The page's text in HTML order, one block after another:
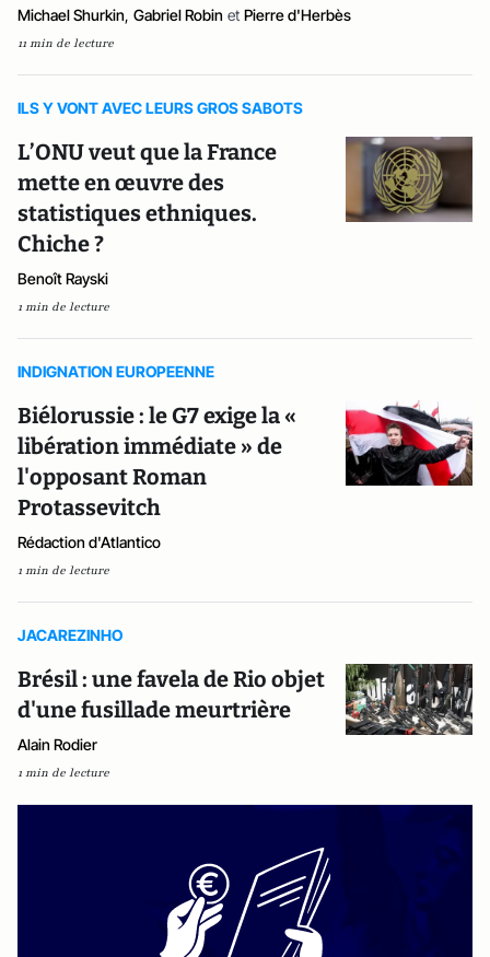
Michael Shurkin, Gabriel Robin et Pierre d'Herbès
11 min de lecture
ILS Y VONT AVEC LEURS GROS SABOTS
L’ONU veut que la France
mette en œuvre des
statistiques ethniques.
Chiche ?
Benoît Rayski
1 min de lecture
INDIGNATION EUROPEENNE
Biélorussie : le G7 exige la «
libération immédiate » de
l'opposant Roman
Protassevitch
Rédaction d'Atlantico
1 min de lecture
JACAREZINHO
Brésil : une favela de Rio objet
d'une fusillade meurtrière
Alain Rodier
1 min de lecture